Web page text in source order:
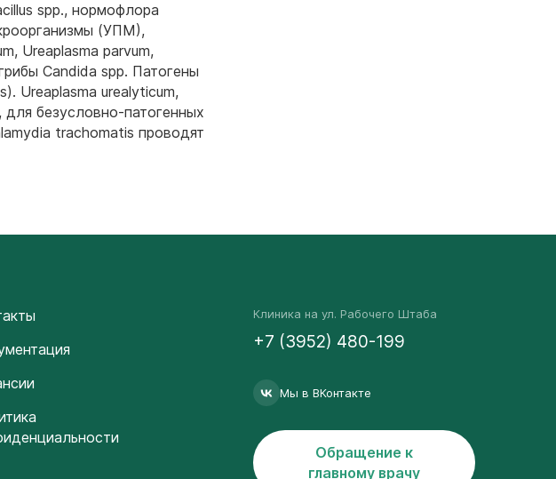
spp., нормофлора
(УПМ),
Ureaplasma parvum,
Candida spp. Патогены
Ureaplasma urealyticum,
безусловно-патогенных
trachomatis проводят
Клиника на ул. Рабочего Штаба
+7 (3952) 480-199
Мы в ВКонтакте
Обращение к
главному врачу